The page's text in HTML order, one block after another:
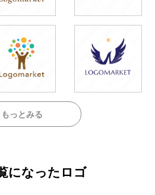
もっとみる
になったロゴ